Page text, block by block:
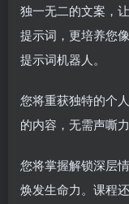
独一无二的文案，
提示词，更培养您
提示词机器人。
您将重获独特的个
的内容，无需声嘶力
您将掌握解锁深层
焕发生命力。课程